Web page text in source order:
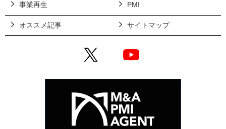
事業再生 PMI
オススメ記事 サイトマップ
X